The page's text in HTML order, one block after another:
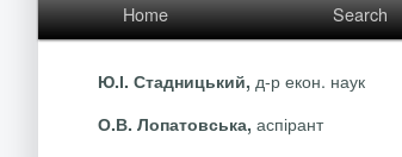
Home Search
Ю.І. Стадницький, д-р екон. наук
О.В. Лопатовська, аспірант